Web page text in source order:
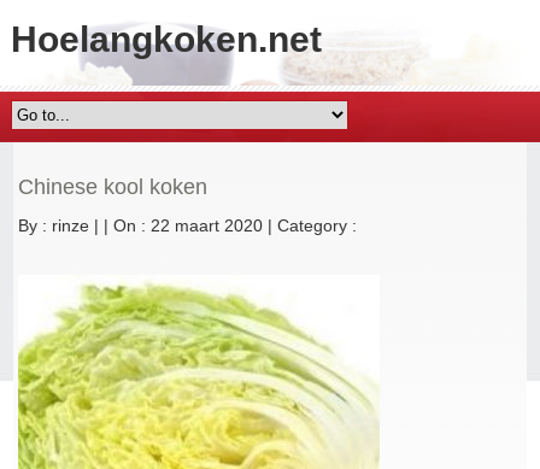
Hoelangkoken.net
Chinese kool koken
By : rinze | | On : 22 maart 2020 | Category :